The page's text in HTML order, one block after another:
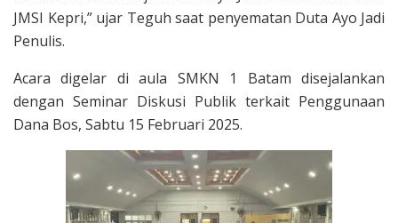
JMSI Kepri,” ujar Teguh saat penyematan Duta Ayo Jadi
Penulis.
Acara digelar di aula SMKN 1 Batam disejalankan
dengan Seminar Diskusi Publik terkait Penggunaan
Dana Bos, Sabtu 15 Februari 2025.